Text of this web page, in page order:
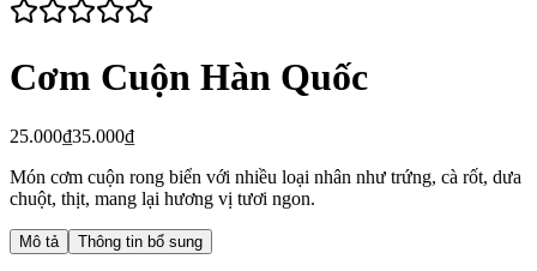
Cơm Cuộn Hàn Quốc
25.000₫35.000₫
Món cơm cuộn rong biển với nhiều loại nhân như trứng, cà rốt, dưa
chuột, thịt, mang lại hương vị tươi ngon.
Mô tả Thông tin bổ sung